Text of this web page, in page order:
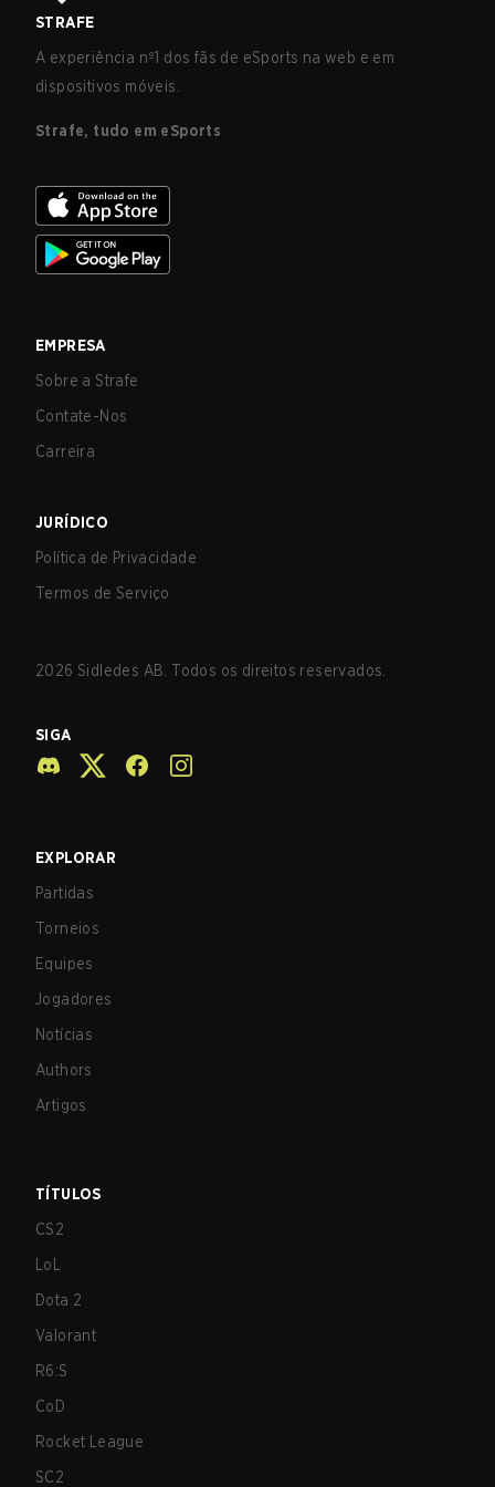
STRAFE
A experiência nº1 dos fãs de eSports na web e em
dispositivos móveis.
Strafe, tudo em eSports
EMPRESA
Sobre a Strafe
Contate-Nos
Carreira
JURÍDICO
Política de Privacidade
Termos de Serviço
2026 Sidledes AB. Todos os direitos reservados.
SIGA
EXPLORAR
Partidas
Torneios
Equipes
Jogadores
Notícias
Authors
Artigos
TÍTULOS
CS2
LoL
Dota 2
Valorant
R6:S
CoD
Rocket League
SC2